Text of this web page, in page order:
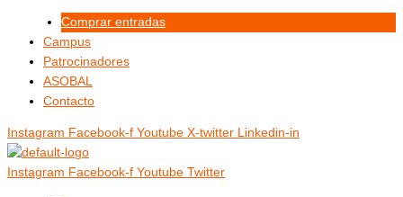
contenido
Comprar entradas
Campus
Patrocinadores
ASOBAL
Contacto
Instagram Facebook-f Youtube X-twitter Linkedin-in
Instagram Facebook-f Youtube Twitter